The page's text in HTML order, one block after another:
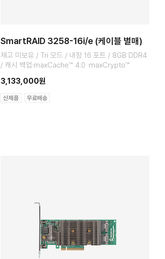
SmartRAID 3258-16i/e (케이블 별매)
재고 미보유 / Tri 모드 / 내장 16 포트 / 8GB DDR4
/ 캐시 백업·maxCache™ 4.0 ·maxCrypto™
3,133,000원